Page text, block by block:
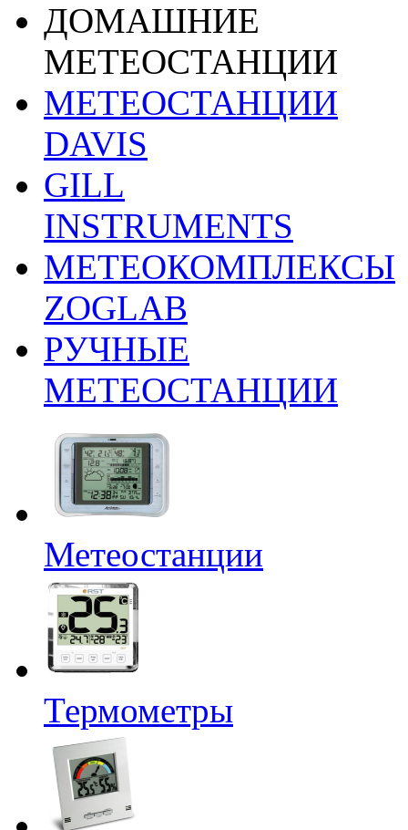
ДОМАШНИЕ
МЕТЕОСТАНЦИИ
МЕТЕОСТАНЦИИ
DAVIS
GILL
INSTRUMENTS
МЕТЕОКОМПЛЕКСЫ
ZOGLAB
РУЧНЫЕ
МЕТЕОСТАНЦИИ
Метеостанции
Термометры